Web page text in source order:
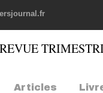
Articles